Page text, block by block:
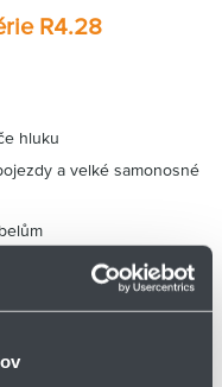
R4.28
hluku
a velké samonosné
šířky Bi: 50 až 300 mm
ohybu R: 63 až 250